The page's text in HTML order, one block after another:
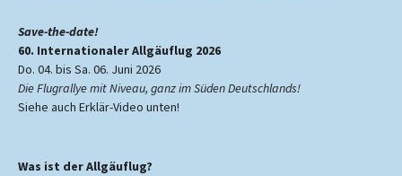
Save-the-date!
60. Internationaler Allgäuflug 2026
Do. 04. bis Sa. 06. Juni 2026
Die Flugrallye mit Niveau, ganz im Süden Deutschlands!
Siehe auch Erklär-Video unten!
Was ist der Allgäuflug?